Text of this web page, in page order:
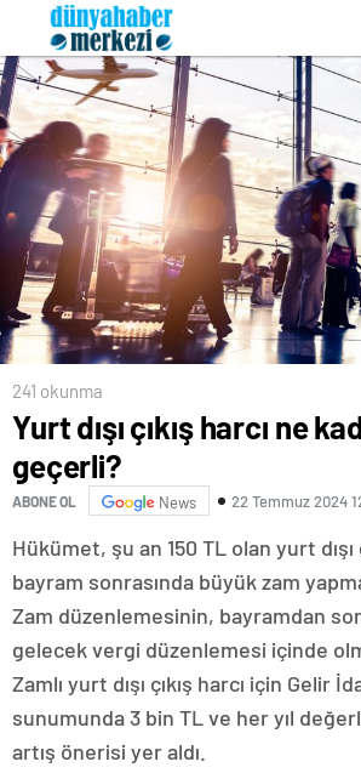
241 okunma
Yurt dışı çıkış harcı ne
geçerli?
ABONE OL News 22 Temmuz 2024
Hükümet, şu an 150 TL olan yurt dışı
bayram sonrasında büyük zam
Zam düzenlemesinin, bayramdan
gelecek vergi düzenlemesi içinde
Zamlı yurt dışı çıkış harcı için Gelir
sunumunda 3 bin TL ve her yıl
artış önerisi yer aldı.